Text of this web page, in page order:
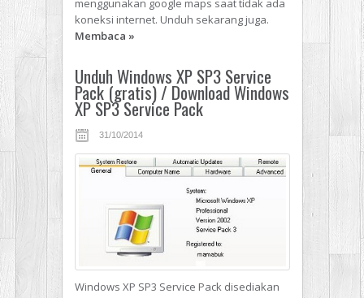
menggunakan google maps saat tidak ada
koneksi internet. Unduh sekarang juga.
Membaca »
Unduh Windows XP SP3 Service
Pack (gratis) / Download Windows
XP SP3 Service Pack
31/10/2014
Windows XP SP3 Service Pack disediakan